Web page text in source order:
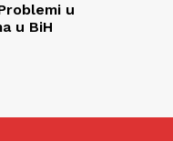
u
u BiH